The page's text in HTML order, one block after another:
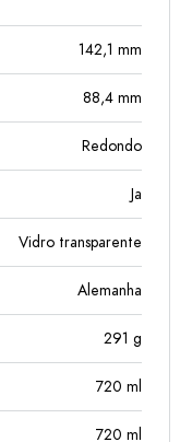
142,1 mm
88,4 mm
Redondo
Ja
Vidro transparente
Alemanha
291 g
720 ml
720 ml